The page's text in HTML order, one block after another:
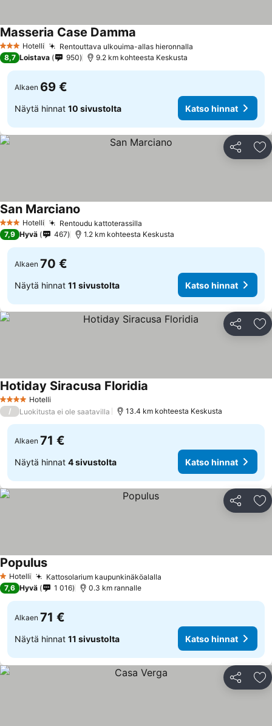
3 Tähtiluokitus
Hotelli Rentouttava ulkouima-allas hieronnalla
Masseria Case Damma
8,7 Loistava 950 9.2 km kohteesta Keskusta
Alkaen 69 €
Näytä hinnat 10 sivustolta Katso hinnat
Jaa
3 Tähtiluokitus
Hotelli Rentoudu kattoterassilla
San Marciano
7,9 Hyvä 467 1.2 km kohteesta Keskusta
Alkaen 70 €
Näytä hinnat 11 sivustolta Katso hinnat
Jaa
4 Tähtiluokitus
Hotelli
Hotiday Siracusa Floridia
/ Luokitusta ei ole saatavilla 13.4 km kohteesta Keskusta
Alkaen 71 €
Näytä hinnat 4 sivustolta Katso hinnat
Jaa
1 Tähtiluokitus
Hotelli Kattosolarium kaupunkinäköalalla
Populus
7,6 Hyvä 1 016 0.3 km rannalle
Alkaen 71 €
Näytä hinnat 11 sivustolta Katso hinnat
Jaa